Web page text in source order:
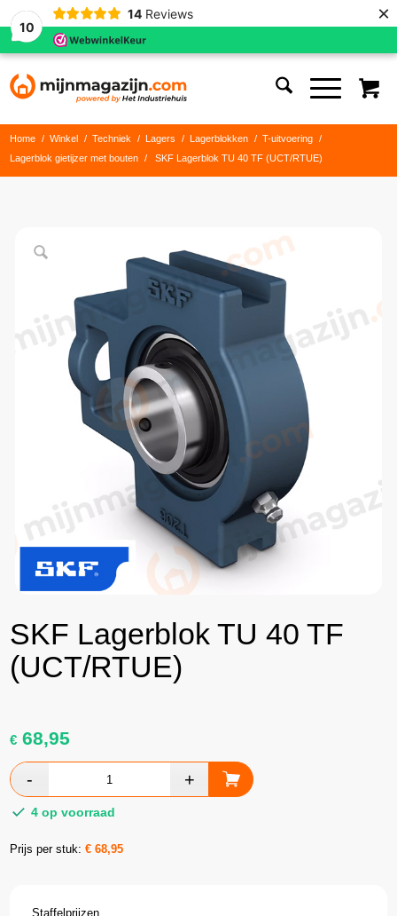
10
14 Reviews ×
Home / Winkel / Techniek / Lagers / Lagerblokken / T-uitvoering
/
Lagerblok gietijzer met bouten
/ SKF Lagerblok TU 40 TF (UCT/RTUE)
SKF Lagerblok TU 40 TF
(UCT/RTUE)
€ 68,95
4 op voorraad
Prijs per stuk:€68,95
Staffelprijzen